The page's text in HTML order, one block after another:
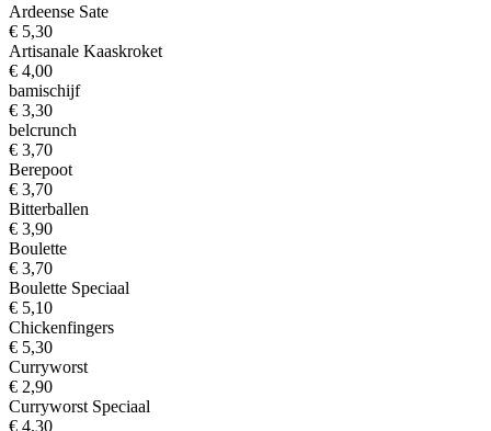
Ardeense Sate
€ 5,30
Artisanale Kaaskroket
€ 4,00
bamischijf
€ 3,30
belcrunch
€ 3,70
Berepoot
€ 3,70
Bitterballen
€ 3,90
Boulette
€ 3,70
Boulette Speciaal
€ 5,10
Chickenfingers
€ 5,30
Curryworst
€ 2,90
Curryworst Speciaal
€ 4,30